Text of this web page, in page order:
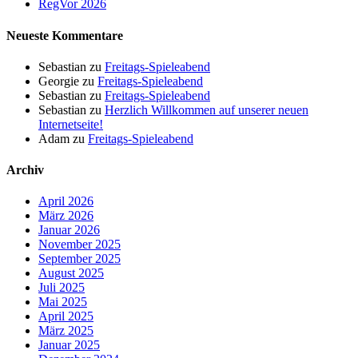
RegVor 2026
Neueste Kommentare
Sebastian zu Freitags-Spieleabend
Georgie zu Freitags-Spieleabend
Sebastian zu Freitags-Spieleabend
Sebastian zu Herzlich Willkommen auf unserer neuen
Internetseite!
Adam zu Freitags-Spieleabend
Archiv
April 2026
März 2026
Januar 2026
November 2025
September 2025
August 2025
Juli 2025
Mai 2025
April 2025
März 2025
Januar 2025